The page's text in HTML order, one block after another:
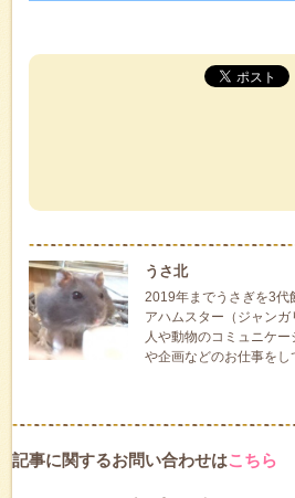
うさ北
2019年までうさぎを3代
アハムスター（ジャンガ
人や動物のコミュニケ
や企画などのお仕事をし
記事に関するお問い合わせはこちら